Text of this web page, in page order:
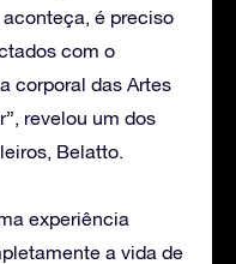
é preciso
com o
corporal das Artes
revelou um dos
Belatto.
experiência
a vida de